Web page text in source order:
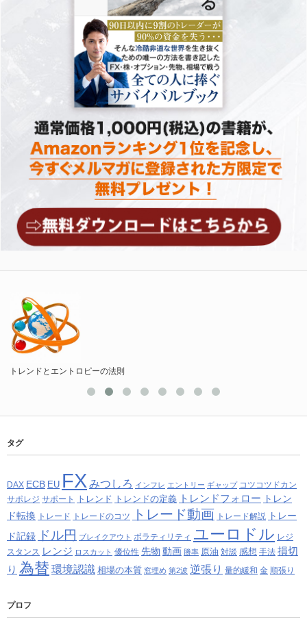
トレンドとエントロピーの法則
タグ
DAX ECB EU FX みつしろ インフレ エントリー ギャップ コツコツドカン
サポレジ サポート トレンド トレンドの定義 トレンドフォロー トレン
ド転換 トレード トレードのコツ トレード動画 トレード解説
トレー
ド記録 ドル円 ブレイクアウト ボラティリティ ユーロドル レジ
スタンス レンジ ロスカット 優位性 先物 動画 勝率 原油 対談 感想 手法 損切
り 為替 環境認識 相場の本質 窓埋め 第2波 逆張り 量的緩和 金 順張り
プロフ